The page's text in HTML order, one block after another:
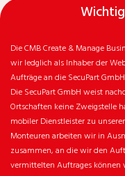
Die CMB Create & Manage
wir ledglich als Inhaber der
Aufträge an die SecuPart
Die SecuPart GmbH weist
Ortschaften keine Zweigstelle
mobiler Dienstleister zu
Monteuren arbeiten wir in
zusammen, an die wir den
vermittelten Auftrages können